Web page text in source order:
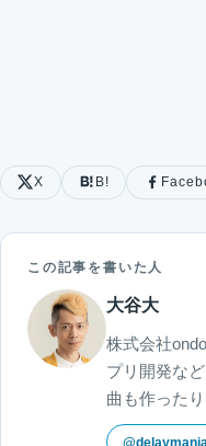
X B!
この記事を書いた人
大谷大
株式会社
プリ開発な
曲も作ったり